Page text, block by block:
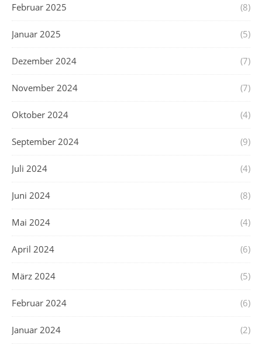
Februar 2025 (8)
Januar 2025 (5)
Dezember 2024 (7)
November 2024 (7)
Oktober 2024 (4)
September 2024 (9)
Juli 2024 (4)
Juni 2024 (8)
Mai 2024 (4)
April 2024 (6)
März 2024 (5)
Februar 2024 (6)
Januar 2024 (2)